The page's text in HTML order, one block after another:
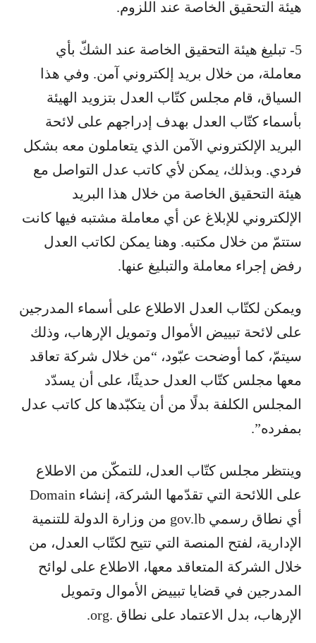
هيئة التحقيق الخاصة عند اللزوم.
5- تبليغ هيئة التحقيق الخاصة عند الشكّ بأي
معاملة، من خلال بريد إلكتروني آمن. وفي هذا
السياق، قام مجلس كتّاب العدل بتزويد الهيئة
بأسماء كتّاب العدل بهدف إدراجهم على لائحة
البريد الإلكتروني الآمن الذي يتعاملون معه بشكل
فردي. وبذلك، يمكن لأي كاتب عدل التواصل مع
هيئة التحقيق الخاصة من خلال هذا البريد
الإلكتروني للإبلاغ عن أي معاملة مشتبه فيها كانت
ستتمّ من خلال مكتبه. وهنا يمكن لكاتب العدل
رفض إجراء معاملة والتبليغ عنها.
ويمكن لكتّاب العدل الاطلاع على أسماء المدرجين
على لائحة تبييض الأموال وتمويل الإرهاب، وذلك
سيتمّ، كما أوضحت عبّود، “من خلال شركة تعاقد
معها مجلس كتّاب العدل حديثًا، على أن يسدّد
المجلس الكلفة بدلًا من أن يتكبّدها كل كاتب عدل
بمفرده”.
وينتظر مجلس كتّاب العدل، للتمكّن من الاطلاع
على اللائحة التي تقدّمها الشركة، إنشاء Domain
أي نطاق رسمي gov.lb من وزارة الدولة للتنمية
الإدارية، لفتح المنصة التي تتيح لكتّاب العدل، من
خلال الشركة المتعاقد معها، الاطلاع على لوائح
المدرجين في قضايا تبييض الأموال وتمويل
الإرهاب، بدل الاعتماد على نطاق .org.